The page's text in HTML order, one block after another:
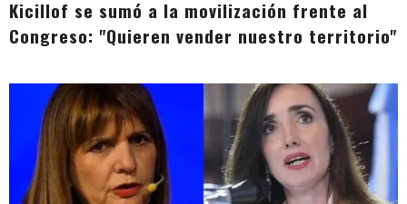
Kicillof se sumó a la movilización frente al
Congreso: "Quieren vender nuestro territorio"